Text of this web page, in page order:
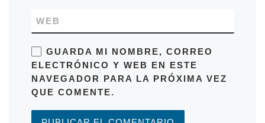
WEB
GUARDA MI NOMBRE, CORREO
ELECTRÓNICO Y WEB EN ESTE
NAVEGADOR PARA LA PRÓXIMA VEZ
QUE COMENTE.